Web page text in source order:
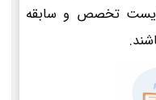
تخصص و سابقه